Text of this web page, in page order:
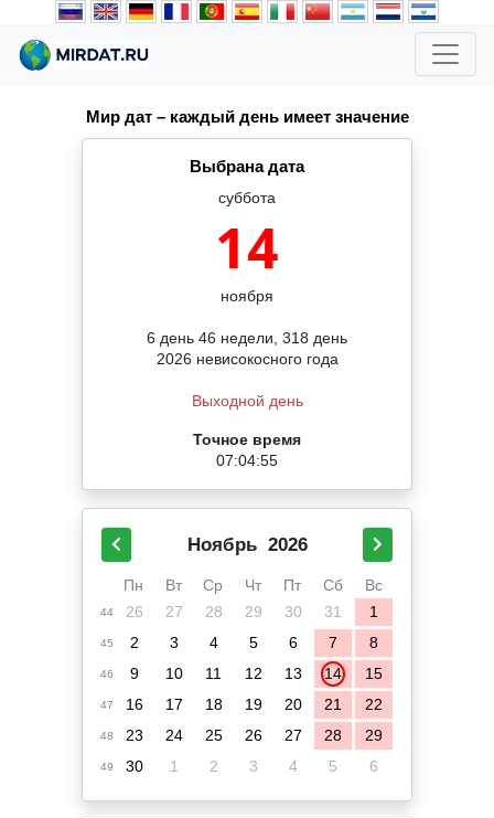
Мир дат – каждый день имеет значение
Выбрана дата
суббота
14
ноября
6 день 46 недели, 318 день
2026 невисокосного года
Выходной день
Точное время
07:04:56
Ноябрь 2026
Пн Вт Ср Чт Пт Сб Вс
44 26 27 28 29 30 31 1
45 2 3 4 5 6 7 8
46 9 10 11 12 13 14 15
47 16 17 18 19 20 21 22
48 23 24 25 26 27 28 29
49 30 1 2 3 4 5 6